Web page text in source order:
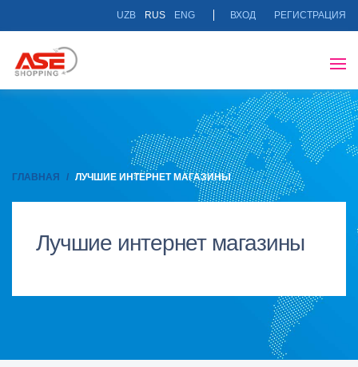
UZB RUS ENG ВХОД РЕГИСТРАЦИЯ
ГЛАВНАЯ ЛУЧШИЕ ИНТЕРНЕТ МАГАЗИНЫ
Лучшие интернет магазины